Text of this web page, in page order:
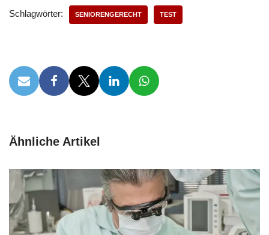
Schlagwörter: SENIORENGERECHT TEST
Ähnliche Artikel